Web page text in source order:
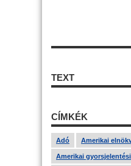
TEXT
CÍMKÉK
Adó Amerikai
Amerikai